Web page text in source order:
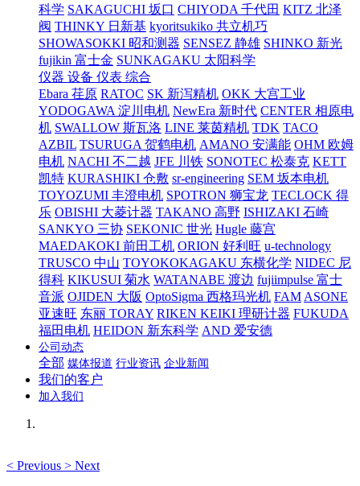
科学 SAKAGUCHI 坂口 CHIYODA 千代田 KITZ 北泽
阀 THINKY 日新基 kyoritsukiko 共立机巧
SHOWASOKKI 昭和测器 SENSEZ 静雄 SHINKO 新光
fujikin 富士金 SUNKAGAKU 太阳科学
仪器 设备 仪表 综合
Ebara 荏原 RATOC SK 新泻精机 OKK 大宫工业
YODOGAWA 淀川电机 NewEra 新时代 CENTER 相原电
机 SWALLOW 斯瓦洛 LINE 莱茵精机 TDK TACO
AZBIL TSURUGA 贺鹤电机 AMANO 安满能 OHM 欧姆
电机 NACHI 不二越 JFE 川铁 SONOTEC 松泰克 KETT
凯特 KURASHIKI 仓敷 sr-engineering SEM 坂本电机
TOYOZUMI 丰澄电机 SPOTRON 狮宝龙 TECLOCK 得
乐 OBISHI 大菱计器 TAKANO 高野 ISHIZAKI 石崎
SANKYO 三协 SEKONIC 世光 Hugle 藤宫
MAEDAKOKI 前田工机 ORION 好利旺 u-technology
TRUSCO 中山 TOYOKOKAGAKU 东横化学 NIDEC 尼
得科 KIKUSUI 菊水 WATANABE 渡边 fujiimpulse 富士
音派 OJIDEN 大阪 OptoSigma 西格玛光机 FAM ASONE
亚速旺 东丽 TORAY RIKEN KEIKI 理研计器 FUKUDA
福田电机 HEIDON 新东科学 AND 爱安德
公司动态
全部 媒体报道 行业资讯 企业新闻
我们的客户
加入我们
< Previous > Next